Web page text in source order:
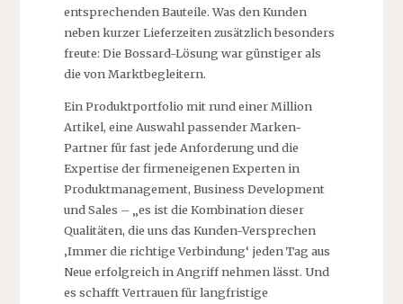
entsprechenden Bauteile. Was den Kunden
neben kurzer Lieferzeiten zusätzlich besonders
freute: Die Bossard-Lösung war günstiger als
die von Marktbegleitern.
Ein Produktportfolio mit rund einer Million
Artikel, eine Auswahl passender Marken-
Partner für fast jede Anforderung und die
Expertise der firmeneigenen Experten in
Produktmanagement, Business Development
und Sales – „es ist die Kombination dieser
Qualitäten, die uns das Kunden-Versprechen
‚Immer die richtige Verbindung‘ jeden Tag aus
Neue erfolgreich in Angriff nehmen lässt. Und
es schafft Vertrauen für langfristige